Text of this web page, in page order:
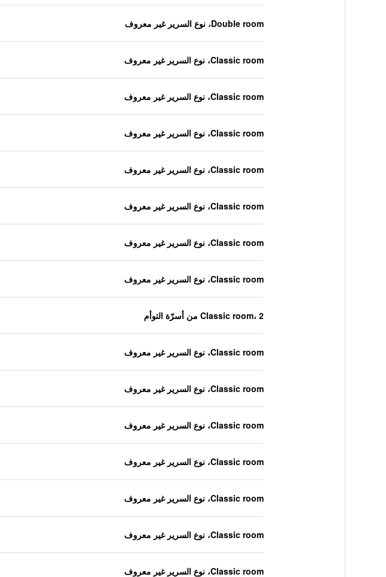
Double room، نوع السرير غير معروف
Classic room، نوع السرير غير معروف
Classic room، نوع السرير غير معروف
Classic room، نوع السرير غير معروف
Classic room، نوع السرير غير معروف
Classic room، نوع السرير غير معروف
Classic room، نوع السرير غير معروف
Classic room، نوع السرير غير معروف
Classic room، 2 من أسرّة التوأم
Classic room، نوع السرير غير معروف
Classic room، نوع السرير غير معروف
Classic room، نوع السرير غير معروف
Classic room، نوع السرير غير معروف
Classic room، نوع السرير غير معروف
Classic room، نوع السرير غير معروف
Classic room، نوع السرير غير معروف